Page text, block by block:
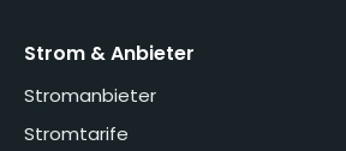
Strom & Anbieter
Stromanbieter
Stromtarife